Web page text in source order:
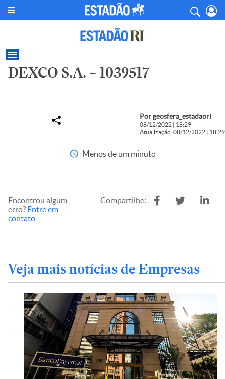
DEXCO S.A. – 1039517
Por geosfera_estadaori
08/12/2022 | 18:29
Atualização: 08/12/2022 | 18:29
Menos de um minuto
Encontrou algum
erro? Entre em
contato
Compartilhe:
Veja mais notícias de Empresas